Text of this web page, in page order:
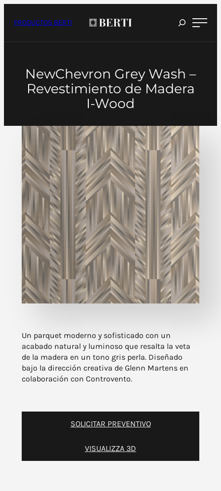
Saltar
contenido
PRODUCTOS BERTI
NewChevron Grey Wash –
Revestimiento de Madera
I-Wood
Un parquet moderno y sofisticado con un
acabado natural y luminoso que resalta la veta
de la madera en un tono gris perla. Diseñado
bajo la dirección creativa de Glenn Martens en
colaboración con Controvento.
SOLICITAR PREVENTIVO
VISUALIZZA 3D